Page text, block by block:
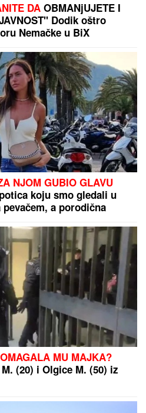
DA OBMANjUJETE I
Dodik oštro
Nemačke u BiX
NJOM GUBIO GLAVU
koju smo gledali u
a porodična
MU MAJKA?
(20) i Olgice M. (50) iz